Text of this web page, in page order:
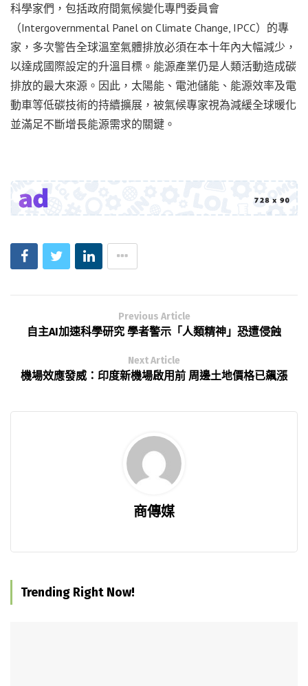
科學家們，包括政府間氣候變化專門委員會
（Intergovernmental Panel on Climate Change, IPCC）的專
家，多次警告全球溫室氣體排放必須在本十年內大幅減少，
以達成國際設定的升溫目標。能源產業仍是人類活動造成碳
排放的最大來源。因此，太陽能、電池儲能、能源效率及電
動車等低碳技術的持續擴展，被氣候專家視為減緩全球暖化
並滿足不斷增長能源需求的關鍵。
Previous Article
自主AI加速科學研究 學者警示「人類精神」恐遭侵蝕
Next Article
機場效應發威：印度新機場啟用前 周邊土地價格已飆漲
商傳媒
Trending Right Now!